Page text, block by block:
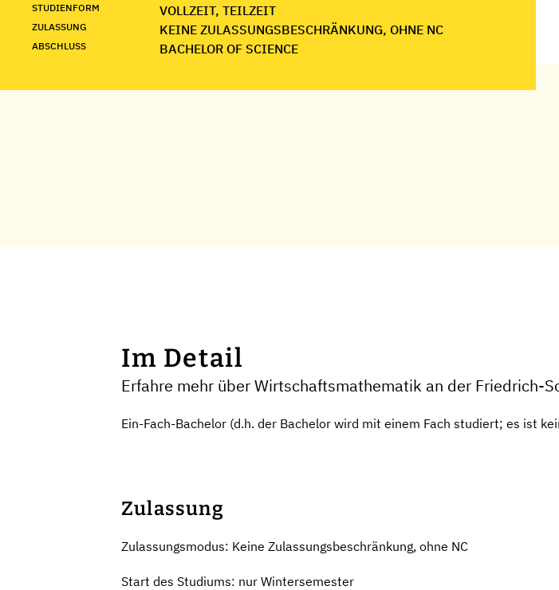
STUDIENFORM VOLLZEIT, TEILZEIT
ZULASSUNG KEINE ZULASSUNGSBESCHRÄNKUNG, OHNE NC
ABSCHLUSS BACHELOR OF SCIENCE
Im Detail
Erfahre mehr über Wirtschaftsmathematik an der Friedrich-
Ein-Fach-Bachelor (d.h. der Bachelor wird mit einem Fach studiert; es ist
Zulassung
Zulassungsmodus: Keine Zulassungsbeschränkung, ohne NC
Start des Studiums: nur Wintersemester